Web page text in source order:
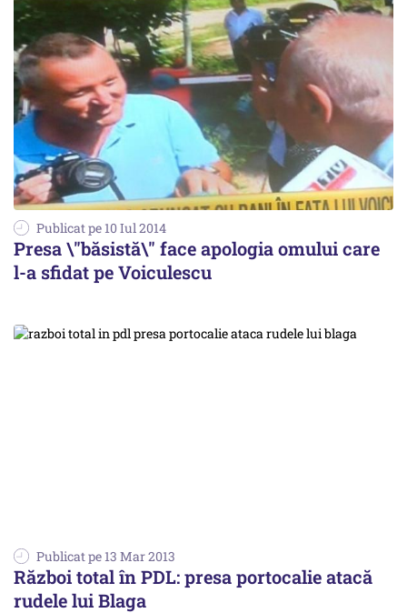
Publicat pe 10 Iul 2014
Presa \"băsistă\" face apologia omului care
l-a sfidat pe Voiculescu
Publicat pe 13 Mar 2013
Război total în PDL: presa portocalie atacă
rudele lui Blaga